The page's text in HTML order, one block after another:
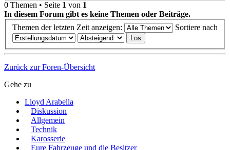
0 Themen • Seite 1 von 1
In diesem Forum gibt es keine Themen oder Beiträge.
Themen der letzten Zeit anzeigen:
Sortiere nach
Zurück zur Foren-Übersicht
Gehe zu
Lloyd Arabella
Diskussion
Allgemein
Technik
Karosserie
Eure Fahrzeuge und die Besitzer